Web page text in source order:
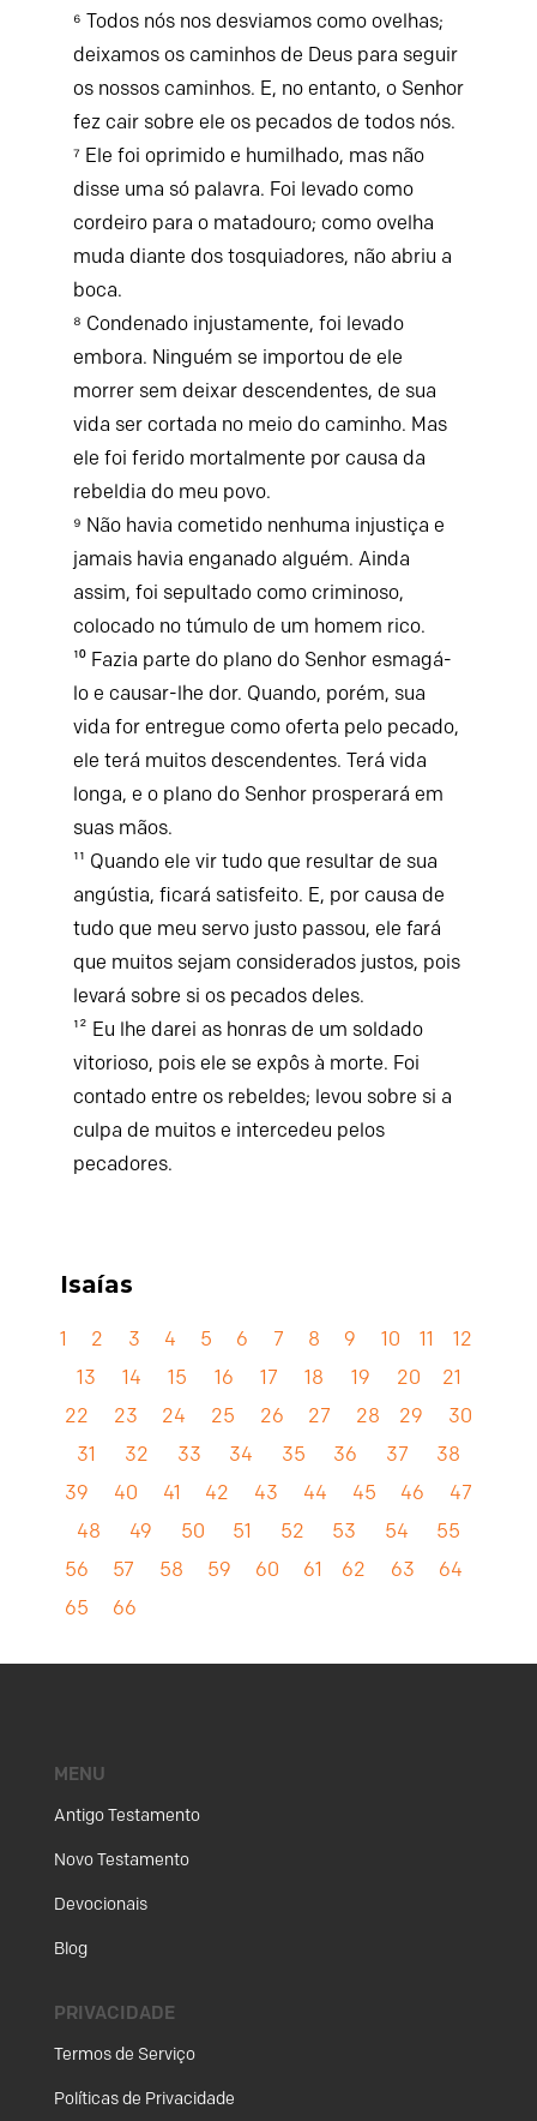
⁶ Todos nós nos desviamos como ovelhas;
deixamos os caminhos de Deus para seguir
os nossos caminhos. E, no entanto, o Senhor
fez cair sobre ele os pecados de todos nós.
⁷ Ele foi oprimido e humilhado, mas não
disse uma só palavra. Foi levado como
cordeiro para o matadouro; como ovelha
muda diante dos tosquiadores, não abriu a
boca.
⁸ Condenado injustamente, foi levado
embora. Ninguém se importou de ele
morrer sem deixar descendentes, de sua
vida ser cortada no meio do caminho. Mas
ele foi ferido mortalmente por causa da
rebeldia do meu povo.
⁹ Não havia cometido nenhuma injustiça e
jamais havia enganado alguém. Ainda
assim, foi sepultado como criminoso,
colocado no túmulo de um homem rico.
¹⁰ Fazia parte do plano do Senhor esmagá-
lo e causar-lhe dor. Quando, porém, sua
vida for entregue como oferta pelo pecado,
ele terá muitos descendentes. Terá vida
longa, e o plano do Senhor prosperará em
suas mãos.
¹¹ Quando ele vir tudo que resultar de sua
angústia, ficará satisfeito. E, por causa de
tudo que meu servo justo passou, ele fará
que muitos sejam considerados justos, pois
levará sobre si os pecados deles.
¹² Eu lhe darei as honras de um soldado
vitorioso, pois ele se expôs à morte. Foi
contado entre os rebeldes; levou sobre si a
culpa de muitos e intercedeu pelos
pecadores.
Isaías
1 2 3 4 5 6 7 8 9 10 11
12
13
14 15 16 17 18 19 20
21
22
23 24 25 26 27 28 29
30
31
32 33 34 35 36 37
38
39
40 41 42 43 44 45 46
47
48
49 50 51 52 53 54
55
56
57 58 59 60 61 62 63
64
65
66
MENU
Antigo Testamento
Novo Testamento
Devocionais
Blog
PRIVACIDADE
Termos de Serviço
Políticas de Privacidade